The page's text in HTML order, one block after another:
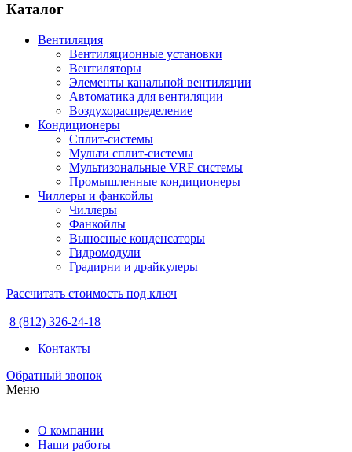
Каталог
Вентиляция
Вентиляционные установки
Вентиляторы
Элементы канальной вентиляции
Автоматика для вентиляции
Воздухораспределение
Кондиционеры
Сплит-системы
Мульти сплит-системы
Мультизональные VRF системы
Промышленные кондиционеры
Чиллеры и фанкойлы
Чиллеры
Фанкойлы
Выносные конденсаторы
Гидромодули
Градирни и драйкулеры
Рассчитать стоимость под ключ
8 (812) 326-24-18
Контакты
Обратный звонок
Меню
О компании
Наши работы